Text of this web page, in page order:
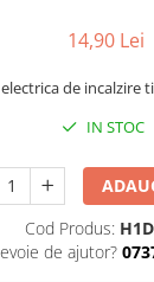
14,90 Lei
de incalzire
IN STOC
Cod Produs:
de ajutor?